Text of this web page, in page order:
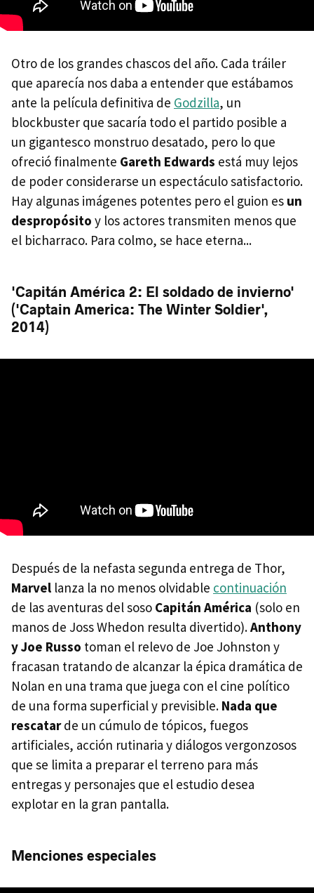
Otro de los grandes chascos del año. Cada tráiler
que aparecía nos daba a entender que estábamos
ante la película definitiva de Godzilla, un
blockbuster que sacaría todo el partido posible a
un gigantesco monstruo desatado, pero lo que
ofreció finalmente Gareth Edwards está muy lejos
de poder considerarse un espectáculo satisfactorio.
Hay algunas imágenes potentes pero el guion es un
despropósito y los actores transmiten menos que
el bicharraco. Para colmo, se hace eterna...
'Capitán América 2: El soldado de invierno'
('Captain America: The Winter Soldier',
2014)
Después de la nefasta segunda entrega de Thor,
Marvel lanza la no menos olvidable continuación
de las aventuras del soso Capitán América (solo en
manos de Joss Whedon resulta divertido).Anthony
y Joe Russo toman el relevo de Joe Johnston y
fracasan tratando de alcanzar la épica dramática de
Nolan en una trama que juega con el cine político
de una forma superficial y previsible. Nada que
rescatarde un cúmulo de tópicos, fuegos
artificiales, acción rutinaria y diálogos vergonzosos
que se limita a preparar el terreno para más
entregas y personajes que el estudio desea
explotar en la gran pantalla.
Menciones especiales